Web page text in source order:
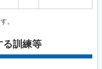
。
る訓練等